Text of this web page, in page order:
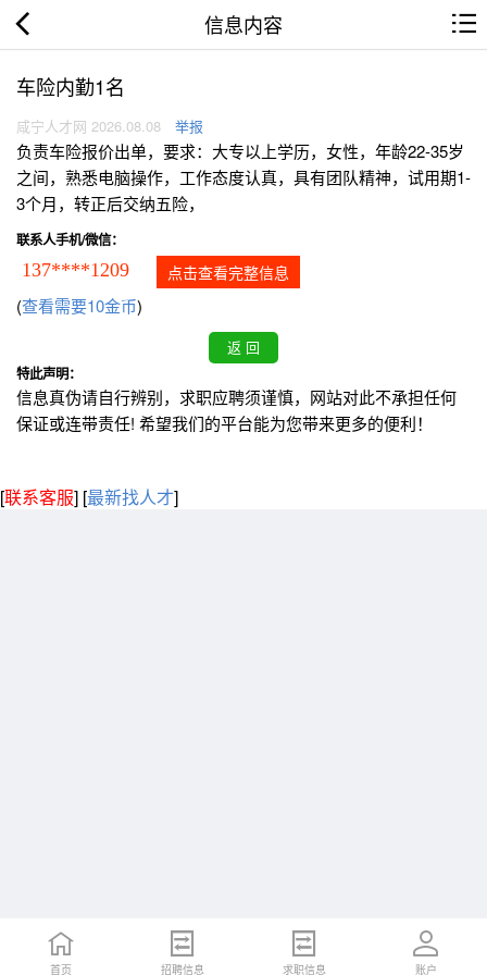
信息内容
车险内勤1名
咸宁人才网 2026.08.08 举报
负责车险报价出单，要求：大专以上学历，女性，年龄22-35岁
之间，熟悉电脑操作，工作态度认真，具有团队精神，试用期1-
3个月，转正后交纳五险，
联系人手机/微信：
137****1209 点击查看完整信息
(查看需要10金币)
特此声明：
信息真伪请自行辨别，求职应聘须谨慎，网站对此不承担任何
保证或连带责任! 希望我们的平台能为您带来更多的便利！
[联系客服] [最新找人才]
首页 招聘信息 求职信息 账户